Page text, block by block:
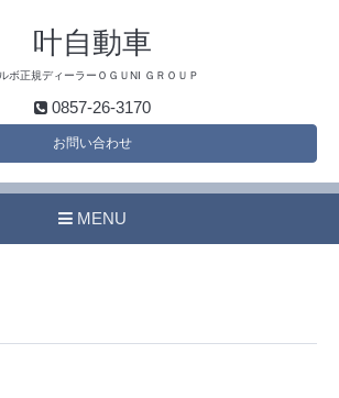
叶自動車
ボ正規ディーラーＯＧＵNI ＧＲＯＵＰ
0857-26-3170
お問い合わせ
MENU